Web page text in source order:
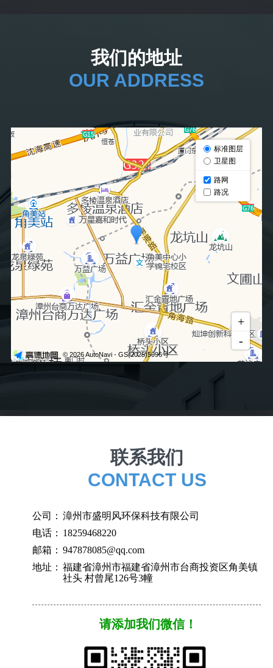
公司： 漳州市盛明风环保科技有限公司
电话： 18259468220
邮箱： 947878085@qq.com
地址： 福建省漳州市福建省漳州市台商投资区角美镇
社头 村曾尾126号3幢
联系我们
CONTACT US
请添加我们微信！
我们的地址
OUR ADDRESS